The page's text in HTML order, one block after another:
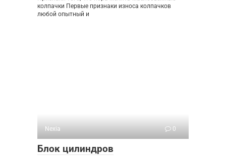
колпачки Первые признаки износа колпачков
любой опытный и
Nexia 0
Блок цилиндров